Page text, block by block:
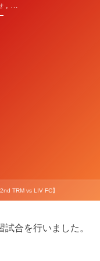
, …
TRM vs LIV FC】
合を行いました。